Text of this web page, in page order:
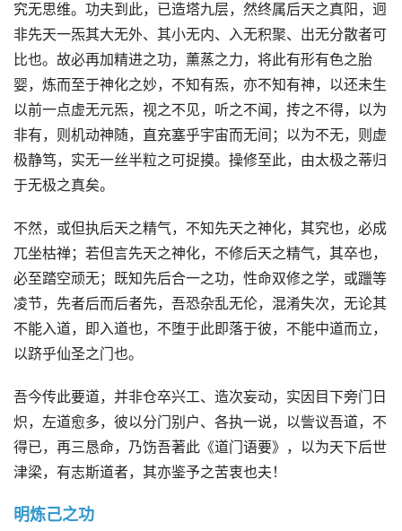
究无思维。功夫到此，已造塔九层，然终属后天之真阳，迥
非先天一炁其大无外、其小无内、入无积聚、出无分散者可
比也。故必再加精进之功，薰蒸之力，将此有形有色之胎
婴，炼而至于神化之妙，不知有炁，亦不知有神，以还未生
以前一点虚无元炁，视之不见，听之不闻，抟之不得，以为
非有，则机动神随，直充塞乎宇宙而无间；以为不无，则虚
极静笃，实无一丝半粒之可捉摸。操修至此，由太极之蒂归
于无极之真矣。
不然，或但执后天之精气，不知先天之神化，其究也，必成
兀坐枯禅；若但言先天之神化，不修后天之精气，其卒也，
必至踏空顽无；既知先后合一之功，性命双修之学，或躐等
凌节，先者后而后者先，吾恐杂乱无伦，混淆失次，无论其
不能入道，即入道也，不堕于此即落于彼，不能中道而立，
以跻乎仙圣之门也。
吾今传此要道，并非仓卒兴工、造次妄动，实因目下旁门日
炽，左道愈多，彼以分门别户、各执一说，以訾议吾道，不
得已，再三恳命，乃饬吾著此《道门语要》，以为天下后世
津梁，有志斯道者，其亦鉴予之苦衷也夫！
明炼己之功